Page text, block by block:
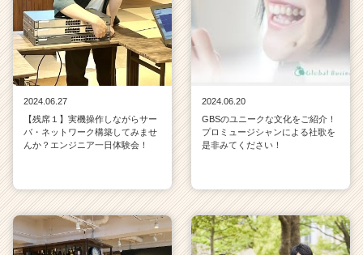
2024.06.27
【残席１】実機操作しながらサー
バ・ネットワーク構築してみませ
んか？エンジニア一日体験会！
2024.06.20
GBSのユニークな文化をご紹介！
プロミュージシャンによる社歌を
是非みてください！